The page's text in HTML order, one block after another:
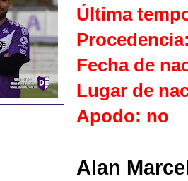
Última
Fecha de
Lugar de
Apodo: no
Alan